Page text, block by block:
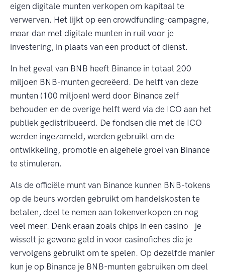
eigen digitale munten verkopen om kapitaal te
verwerven. Het lijkt op een crowdfunding-campagne,
maar dan met digitale munten in ruil voor je
investering, in plaats van een product of dienst.
In het geval van BNB heeft Binance in totaal 200
miljoen BNB-munten gecreëerd. De helft van deze
munten (100 miljoen) werd door Binance zelf
behouden en de overige helft werd via de ICO aan het
publiek gedistribueerd. De fondsen die met de ICO
werden ingezameld, werden gebruikt om de
ontwikkeling, promotie en algehele groei van Binance
te stimuleren.
Als de officiële munt van Binance kunnen BNB-tokens
op de beurs worden gebruikt om handelskosten te
betalen, deel te nemen aan tokenverkopen en nog
veel meer. Denk eraan zoals chips in een casino - je
wisselt je gewone geld in voor casinofiches die je
vervolgens gebruikt om te spelen. Op dezelfde manier
kun je op Binance je BNB-munten gebruiken om deel